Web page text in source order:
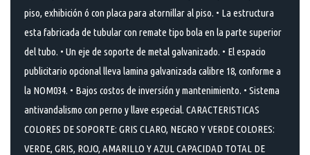
piso, exhibición ó con placa para atornillar al piso. • La estructura
esta fabricada de tubular con remate tipo bola en la parte superior
del tubo. • Un eje de soporte de metal galvanizado. • El espacio
publicitario opcional lleva lamina galvanizada calibre 18, conforme a
la NOM034. • Bajos costos de inversión y mantenimiento. • Sistema
antivandalismo con perno y llave especial. CARACTERISTICAS
COLORES DE SOPORTE: GRIS CLARO, NEGRO Y VERDE COLORES:
VERDE, GRIS, ROJO, AMARILLO Y AZUL CAPACIDAD TOTAL DE